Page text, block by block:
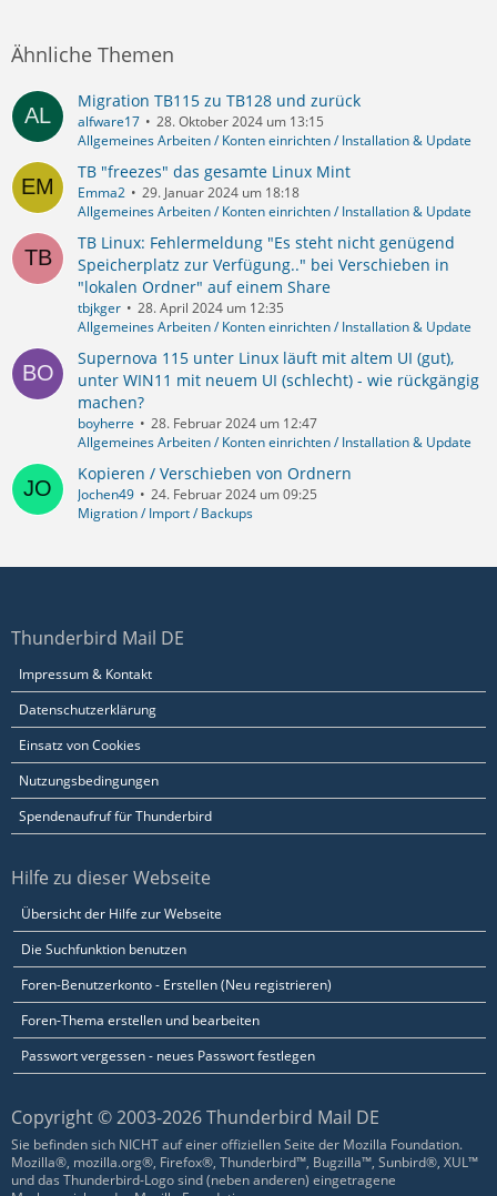
Ähnliche Themen
Migration TB115 zu TB128 und zurück
alfware17
28. Oktober 2024 um 13:15
Allgemeines Arbeiten / Konten einrichten / Installation & Update
TB "freezes" das gesamte Linux Mint
Emma2
29. Januar 2024 um 18:18
Allgemeines Arbeiten / Konten einrichten / Installation & Update
TB Linux: Fehlermeldung "Es steht nicht genügend
Speicherplatz zur Verfügung.." bei Verschieben in
"lokalen Ordner" auf einem Share
tbjkger
28. April 2024 um 12:35
Allgemeines Arbeiten / Konten einrichten / Installation & Update
Supernova 115 unter Linux läuft mit altem UI (gut),
unter WIN11 mit neuem UI (schlecht) - wie rückgängig
machen?
boyherre
28. Februar 2024 um 12:47
Allgemeines Arbeiten / Konten einrichten / Installation & Update
Kopieren / Verschieben von Ordnern
Jochen49
24. Februar 2024 um 09:25
Migration / Import / Backups
Thunderbird Mail DE
Impressum & Kontakt
Datenschutzerklärung
Einsatz von Cookies
Nutzungsbedingungen
Spendenaufruf für Thunderbird
Hilfe zu dieser Webseite
Übersicht der Hilfe zur Webseite
Die Suchfunktion benutzen
Foren-Benutzerkonto - Erstellen (Neu registrieren)
Foren-Thema erstellen und bearbeiten
Passwort vergessen - neues Passwort festlegen
Copyright © 2003-2026 Thunderbird Mail DE
Sie befinden sich NICHT auf einer offiziellen Seite der Mozilla Foundation.
Mozilla®, mozilla.org®, Firefox®, Thunderbird™, Bugzilla™, Sunbird®, XUL™
und das Thunderbird-Logo sind (neben anderen) eingetragene